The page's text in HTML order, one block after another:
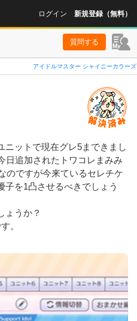
ログイン 新規登録（無料）
質問する
アイドルマスター シャイニーカラーズ
ットで現在グレ5まできまし
日追加されたトワコレまみみ
のですが今来ているセレチケ
を1凸させるべきでしょう
ょうか？
。